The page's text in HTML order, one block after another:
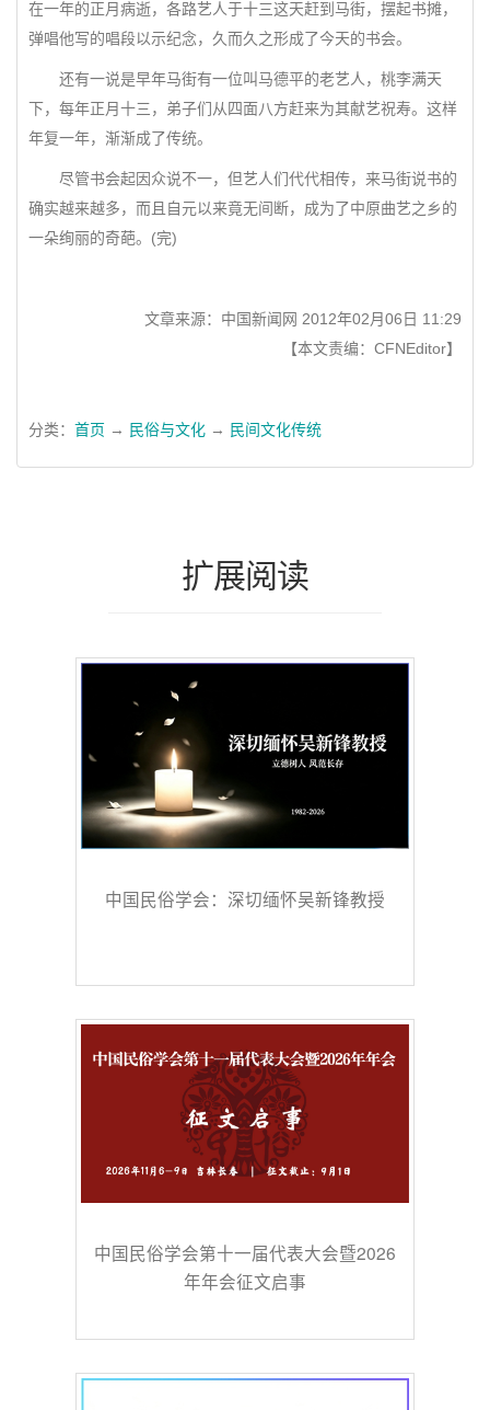
在一年的正月病逝，各路艺人于十三这天赶到马街，摆起书摊，
弹唱他写的唱段以示纪念，久而久之形成了今天的书会。
还有一说是早年马街有一位叫马德平的老艺人，桃李满天
下，每年正月十三，弟子们从四面八方赶来为其献艺祝寿。这样
年复一年，渐渐成了传统。
尽管书会起因众说不一，但艺人们代代相传，来马街说书的
确实越来越多，而且自元以来竟无间断，成为了中原曲艺之乡的
一朵绚丽的奇葩。(完)
文章来源：中国新闻网 2012年02月06日 11:29
【本文责编：CFNEditor】
分类： 首页 → 民俗与文化 → 民间文化传统
扩展阅读
中国民俗学会：深切缅怀吴新锋教授
中国民俗学会第十一届代表大会暨2026
年年会征文启事